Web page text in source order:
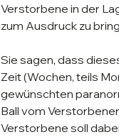
Verstorbene in der
zum Ausdruck zu
Sie sagen, dass
Zeit (Wochen, teils
gewünschten
Ball vom
Verstorbene soll